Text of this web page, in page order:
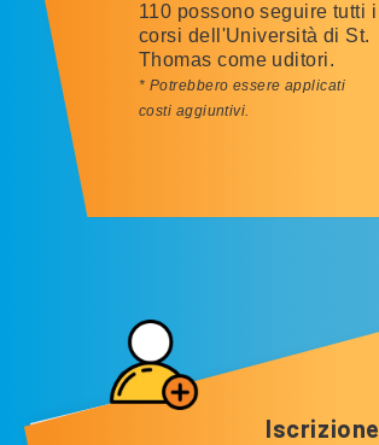
110 possono seguire tutti i
corsi dell'Università di St.
Thomas come uditori.
* Potrebbero essere applicati
costi aggiuntivi.
Iscrizione